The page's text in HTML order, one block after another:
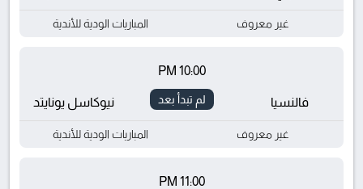
غير معروف المباريات الودية للأندية
فالنسيا
10:00 PM
لم تبدأ بعد نيوكاسل يونايتد
غير معروف المباريات الودية للأندية
11:00 PM